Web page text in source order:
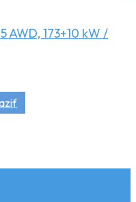
AWD, 173+10 kW /